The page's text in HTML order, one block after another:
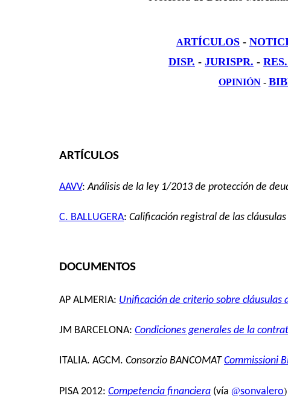
ARTÍCULOS -
DISP. - JURISPR. -
OPINIÓN-
ARTÍCULOS
AAVV:Análisis de la ley 1/2013 de protección de
C. BALLUGERA: Calificación registral de las
DOCUMENTOS
AP ALMERIA: Unificación de criterio sobre cláusulas
JM BARCELONA: Condiciones generales de la
ITALIA. AGCM. Consorzio BANCOMAT Commissioni
PISA 2012: Competencia financiera (vía @sonvalero)